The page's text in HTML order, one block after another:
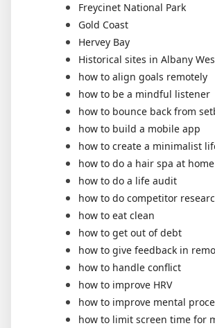
Freycinet National Park
Gold Coast
Hervey Bay
Historical sites in Albany
how to align goals remotely
how to be a mindful listener
how to bounce back from
how to build a mobile app
how to create a minimalist
how to do a hair spa at home
how to do a life audit
how to do competitor
how to eat clean
how to get out of debt
how to give feedback in
how to handle conflict
how to improve HRV
how to improve mental
how to limit screen time for